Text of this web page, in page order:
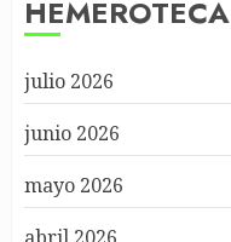
HEMEROTECA
julio 2026
junio 2026
mayo 2026